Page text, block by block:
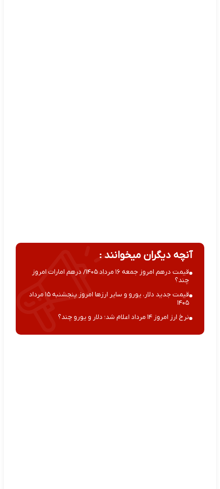
آنچه دیگران میخوانند :
قیمت درهم امروز جمعه ۱۶ مرداد ۱۴۰۵/ درهم امارات امروز
چند؟
قیمت جدید دلار، یورو و سایر ارزها امروز پنجشنبه ۱۵ مرداد
۱۴۰۵
نرخ ارز امروز ۱۴ مرداد اعلام شد؛ دلار و یورو چند؟